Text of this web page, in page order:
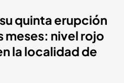
quinta erupción
meses: nivel rojo
la localidad de